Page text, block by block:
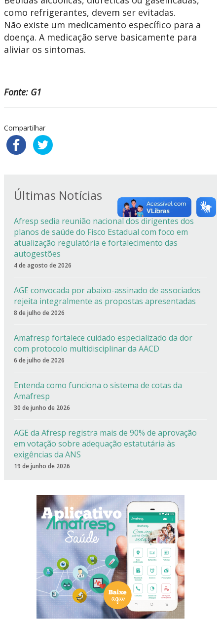
como refrigerantes, devem ser evitadas.
Não existe um medicamento específico para a
doença. A medicação serve basicamente para
aliviar os sintomas.
Fonte: G1
Compartilhar
Últimas Notícias
Afresp sedia reunião nacional dos dirigentes dos
planos de saúde do Fisco Estadual com foco em
atualização regulatória e fortalecimento das
autogestões
4 de agosto de 2026
AGE convocada por abaixo-assinado de associados
rejeita integralmente as propostas apresentadas
8 de julho de 2026
Amafresp fortalece cuidado especializado da dor
com protocolo multidisciplinar da AACD
6 de julho de 2026
Entenda como funciona o sistema de cotas da
Amafresp
30 de junho de 2026
AGE da Afresp registra mais de 90% de aprovação
em votação sobre adequação estatutária às
exigências da ANS
19 de junho de 2026